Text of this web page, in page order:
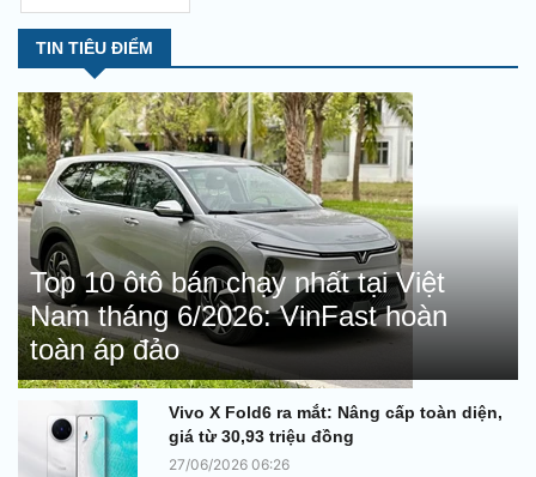
TIN TIÊU ĐIỂM
Top 10 ôtô bán chạy nhất tại Việt
Nam tháng 6/2026: VinFast hoàn
toàn áp đảo
Vivo X Fold6 ra mắt: Nâng cấp toàn diện,
giá từ 30,93 triệu đồng
27/06/2026 06:26